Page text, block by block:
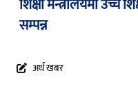
शिक्षा मन्त्रालयमा उच्च
सम्पन्न
अर्थ खबर